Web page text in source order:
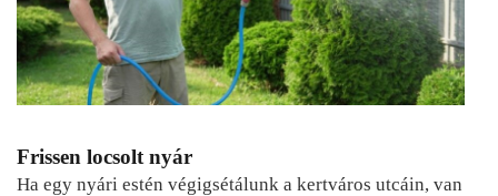
Frissen locsolt nyár
Ha egy nyári estén végigsétálunk a kertváros utcáin, van